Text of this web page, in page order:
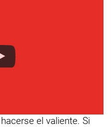
el valiente. Si